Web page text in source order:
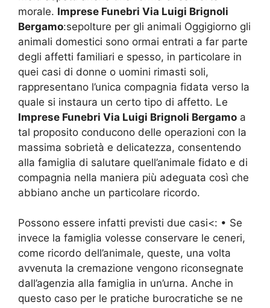
morale. Imprese Funebri Via Luigi Brignoli
Bergamo:sepolture per gli animali Oggigiorno gli
animali domestici sono ormai entrati a far parte
degli affetti familiari e spesso, in particolare in
quei casi di donne o uomini rimasti soli,
rappresentano l’unica compagnia fidata verso la
quale si instaura un certo tipo di affetto. Le
Imprese Funebri Via Luigi Brignoli Bergamo a
tal proposito conducono delle operazioni con la
massima sobrietà e delicatezza, consentendo
alla famiglia di salutare quell’animale fidato e di
compagnia nella maniera più adeguata così che
abbiano anche un particolare ricordo.
Possono essere infatti previsti due casi<: • Se
invece la famiglia volesse conservare le ceneri,
come ricordo dell’animale, queste, una volta
avvenuta la cremazione vengono riconsegnate
dall’agenzia alla famiglia in un’urna. Anche in
questo caso per le pratiche burocratiche se ne